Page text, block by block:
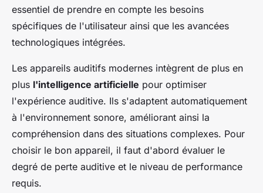
essentiel de prendre en compte les besoins
spécifiques de l'utilisateur ainsi que les avancées
technologiques intégrées.
Les appareils auditifs modernes intègrent de plus en
plus l'intelligence artificielle pour optimiser
l'expérience auditive. Ils s'adaptent automatiquement
à l'environnement sonore, améliorant ainsi la
compréhension dans des situations complexes. Pour
choisir le bon appareil, il faut d'abord évaluer le
degré de perte auditive et le niveau de performance
requis.